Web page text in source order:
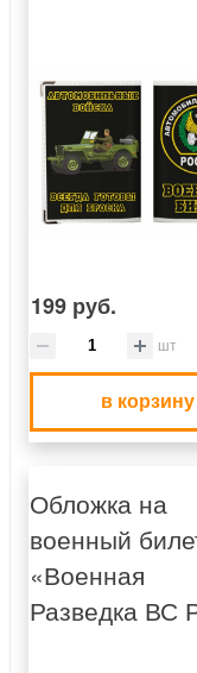
199 руб.
шт
в корзину
Обложка на
военный
«Военная
Разведка ВС